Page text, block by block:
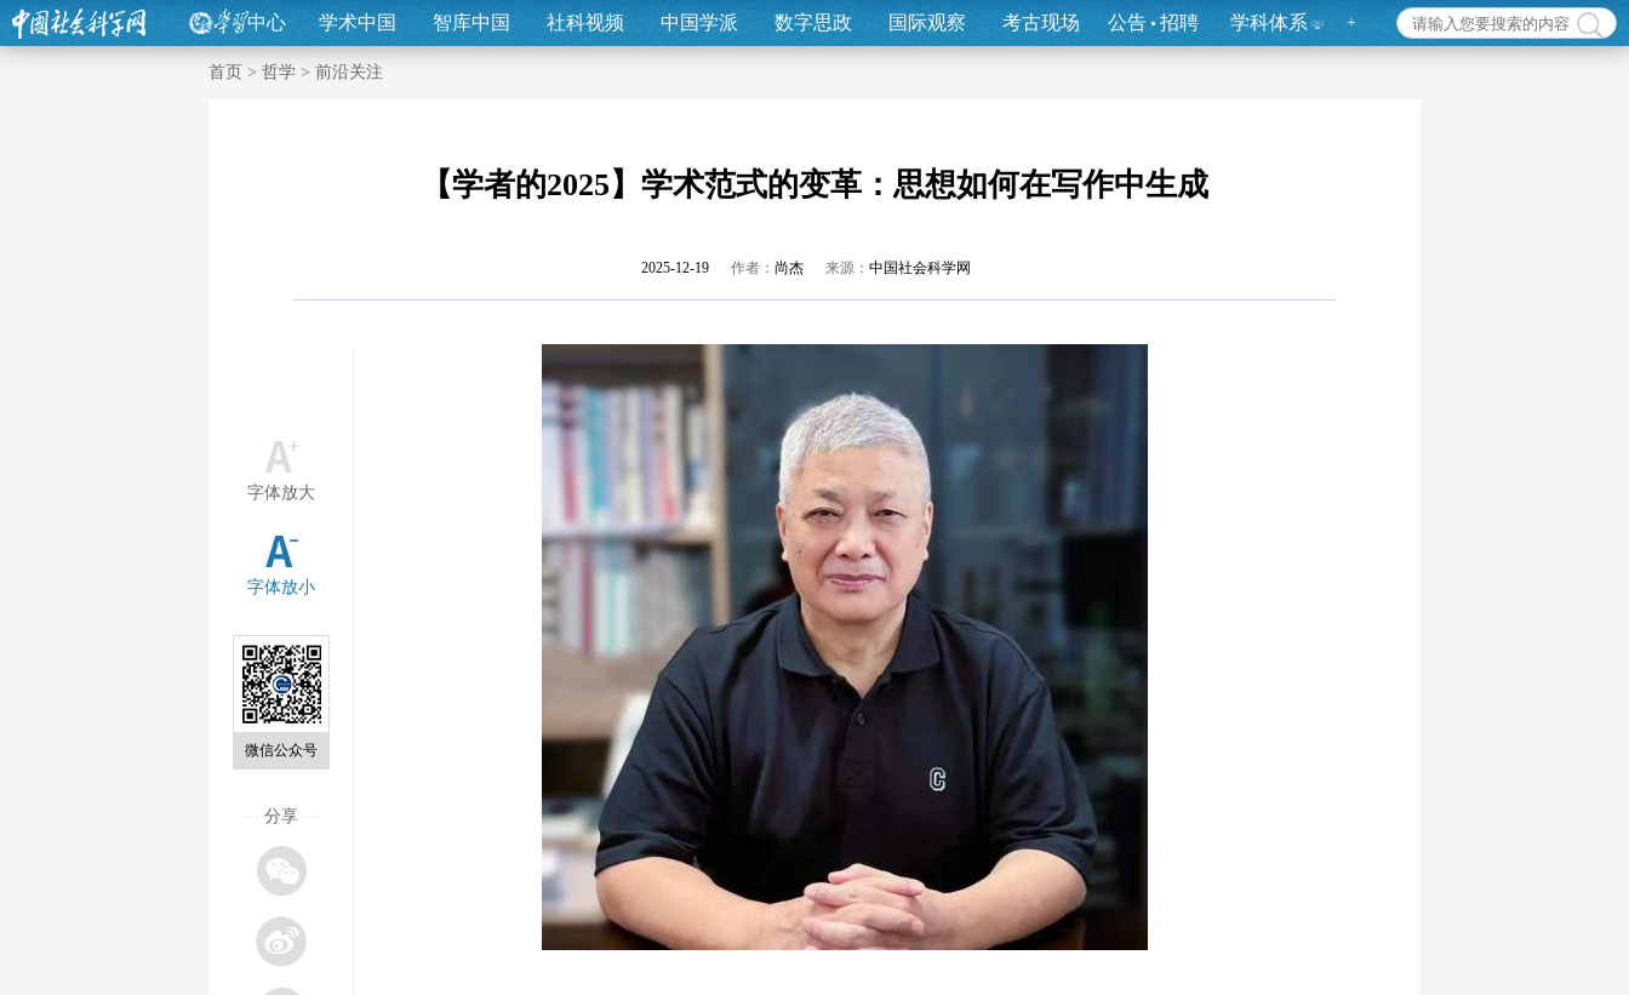
中心 学术中国 智库中国 社科视频 中国学派 数字思政 国际观察 考古现场 公告 招聘 学科体系 +
首页 > 哲学 > 前沿关注
【学者的2025】学术范式的变革：思想如何在写作中生成
2025-12-19 作者： 尚杰 来源： 中国社会科学网
字体放大
字体放小
微信公众号
分享